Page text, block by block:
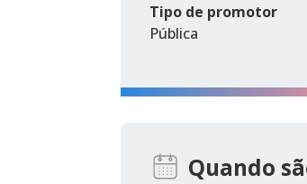
Tipo de promotor
Pública
Quando